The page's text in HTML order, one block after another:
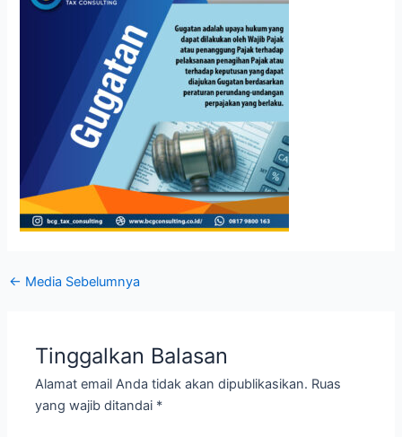
← Media Sebelumnya
Tinggalkan Balasan
Alamat email Anda tidak akan dipublikasikan. Ruas
yang wajib ditandai *